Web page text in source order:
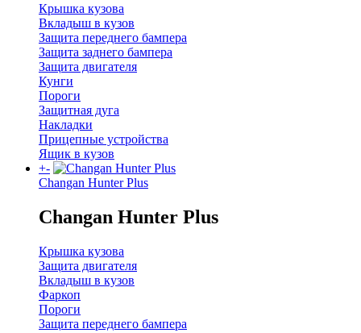
Крышка кузова
Вкладыш в кузов
Защита переднего бампера
Защита заднего бампера
Защита двигателя
Кунги
Пороги
Защитная дуга
Накладки
Прицепные устройства
Ящик в кузов
+-
Changan Hunter Plus
Changan Hunter Plus
Крышка кузова
Защита двигателя
Вкладыш в кузов
Фаркоп
Пороги
Защита переднего бампера